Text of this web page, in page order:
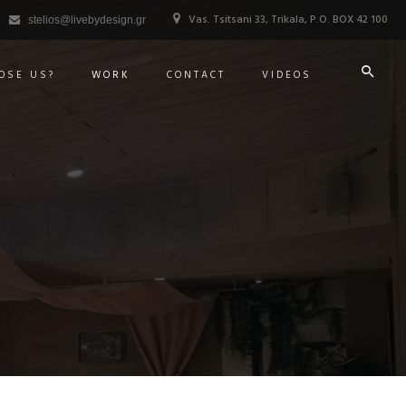
stelios@livebydesign.gr Vas. Tsitsani 33, Trikala, P.O. BOX 42 100
US? WORK CONTACT VIDEOS